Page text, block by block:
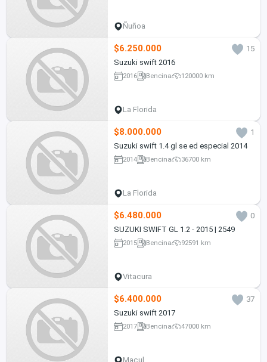
Ñuñoa
$6.250.000
15
Suzuki swift 2016
2016 Bencina 120000 km
La Florida
$8.000.000
1
Suzuki swift 1.4 gl se ed especial 2014
2014 Bencina 36700 km
La Florida
$6.480.000
0
SUZUKI SWIFT GL 1.2 - 2015 | 2549
2015 Bencina 92591 km
Vitacura
$6.400.000
37
Suzuki swift 2017
2017 Bencina 47000 km
Macul